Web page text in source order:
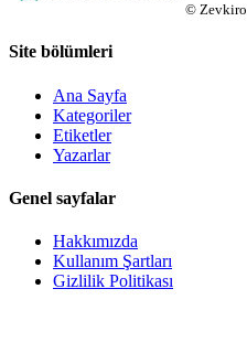
© Zevkiro
Site bölümleri
Ana Sayfa
Kategoriler
Etiketler
Yazarlar
Genel sayfalar
Hakkımızda
Kullanım Şartları
Gizlilik Politikası